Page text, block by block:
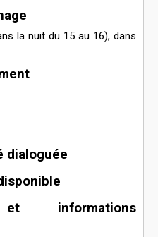
la nuit du 15 au 16), dans
dialoguée
informations